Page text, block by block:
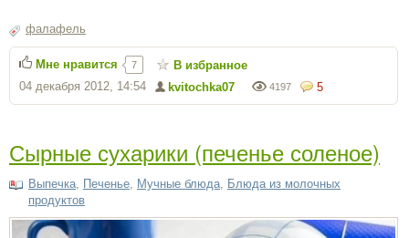
фалафель
5
4197
kvitochka07
04 декабря 2012, 14:54
Мне нравится 7 В избранное
Сырные сухарики (печенье соленое)
Выпечка, Печенье, Мучные блюда, Блюда из молочных
продуктов